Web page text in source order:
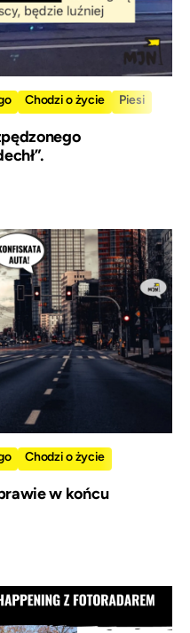
Chodzi o życie Piesi
Chodzi o życie
w końcu